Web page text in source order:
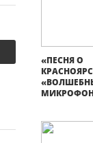
«ПЕСНЯ О